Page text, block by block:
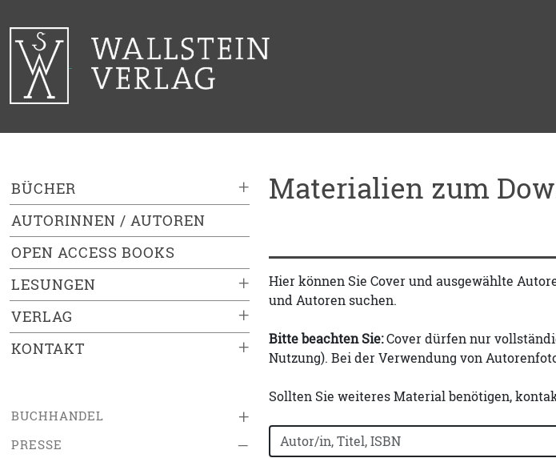
+
BÜCHER
AUTORINNEN / AUTOREN
OPEN ACCESS BOOKS
+
LESUNGEN
+
VERLAG
+
KONTAKT
+
BUCHHANDEL
–
PRESSE
Materialien zum
Hier können Sie Cover und ausgewählte
und Autoren suchen.
Bitte beachten Sie:Cover dürfen nur
Nutzung). Bei der Verwendung von
Sollten Sie weiteres Material benötigen,
Bücher nach Buchtitel, Autorennamen oder